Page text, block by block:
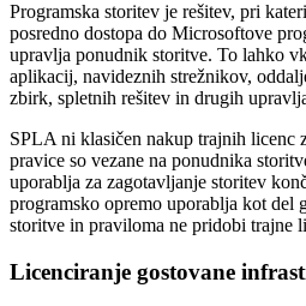
Programska storitev je rešitev, pri
posredno dostopa do Microsoftove
upravlja ponudnik storitve. To lahko
aplikacij, navideznih strežnikov,
zbirk, spletnih rešitev in drugih
SPLA ni klasičen nakup trajnih licenc
pravice so vezane na ponudnika
uporablja za zagotavljanje storitev
programsko opremo uporablja kot del
storitve in praviloma ne pridobi trajne
Licenciranje gostovane